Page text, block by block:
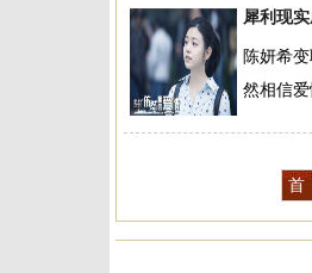
犀利现
陈妍
然相信